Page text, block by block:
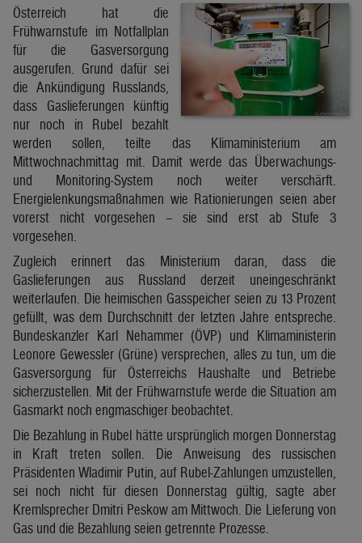
Österreich hat die
Frühwarnstufe im Notfallplan
für die Gasversorgung
ausgerufen. Grund dafür sei
die Ankündigung Russlands,
dass Gaslieferungen künftig
nur noch in Rubel bezahlt
werden sollen, teilte das Klimaministerium am
Mittwochnachmittag mit. Damit werde das Überwachungs-
und Monitoring-System noch weiter verschärft.
Energielenkungsmaßnahmen wie Rationierungen seien aber
vorerst nicht vorgesehen – sie sind erst ab Stufe 3
vorgesehen.
Zugleich erinnert das Ministerium daran, dass die
Gaslieferungen aus Russland derzeit uneingeschränkt
weiterlaufen. Die heimischen Gasspeicher seien zu 13 Prozent
gefüllt, was dem Durchschnitt der letzten Jahre entspreche.
Bundeskanzler Karl Nehammer (ÖVP) und Klimaministerin
Leonore Gewessler (Grüne) versprechen, alles zu tun, um die
Gasversorgung für Österreichs Haushalte und Betriebe
sicherzustellen. Mit der Frühwarnstufe werde die Situation am
Gasmarkt noch engmaschiger beobachtet.
Die Bezahlung in Rubel hätte ursprünglich morgen Donnerstag
in Kraft treten sollen. Die Anweisung des russischen
Präsidenten Wladimir Putin, auf Rubel-Zahlungen umzustellen,
sei noch nicht für diesen Donnerstag gültig, sagte aber
Kremlsprecher Dmitri Peskow am Mittwoch. Die Lieferung von
Gas und die Bezahlung seien getrennte Prozesse.